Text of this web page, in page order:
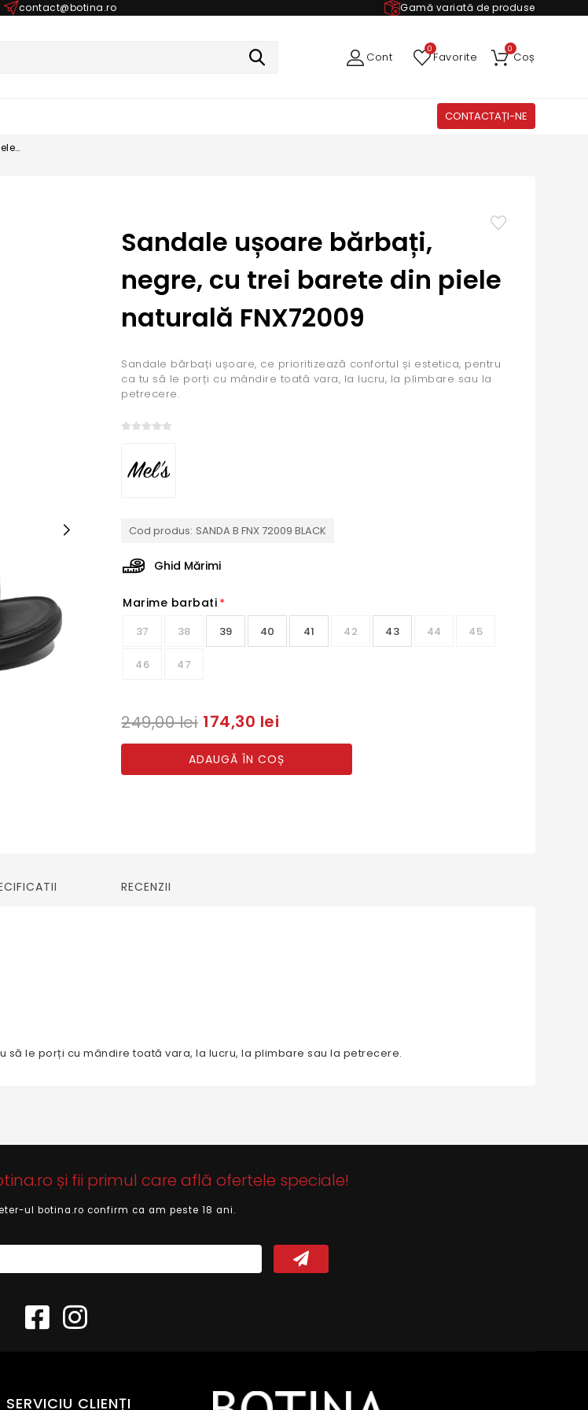
contact@botina.ro Gamă variată de produse
Cont Favorite
0
Coș
0
CONTACTAȚI-NE
Sandale ușoare bărbați,
negre, cu trei barete din piele
naturală FNX72009
Sandale bărbați ușoare, ce prioritizează confortul și estetica, pentru
ca tu să le porți cu mândire toată vara, la lucru, la plimbare sau la
petrecere.
Cod produs: SANDA B FNX 72009 BLACK
Ghid Mărimi
Marime barbati *
37 38 39 40 41 42 43 44 45
46 47
249,00 lei 174,30 lei
ADAUGĂ ÎN COȘ
RECENZII
le porți cu mândire toată vara, la lucru, la plimbare sau la petrecere.
și fii primul care află ofertele speciale!
ul botina.ro confirm ca am peste 18 ani.
SERVICIU CLIENȚI